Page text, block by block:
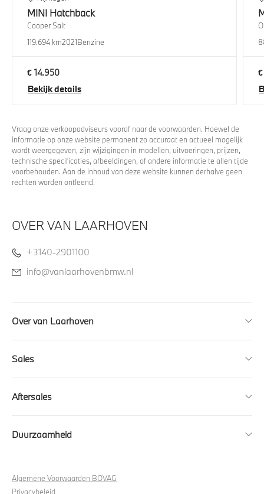
MINI Hatchback
Cooper Salt
119.694 km2021Benzine
€ 14.950
Bekijk details
Vraag onze verkoopadviseurs vooraf naar de voorwaarden. Hoewel de
informatie op onze website permanent zo accuraat en actueel mogelijk
wordt weergegeven, zijn wijzigingen in modellen, uitvoeringen, prijzen,
technische specificaties, afbeeldingen, of andere informatie te allen tijde
voorbehouden. Aan de inhoud van deze website kunnen derhalve geen
rechten worden ontleend.
OVER VAN LAARHOVEN
+3140-2901100
info@vanlaarhovenbmw.nl
Over van Laarhoven
Sales
Aftersales
Duurzaamheid
Algemene Voorwaarden BOVAG
Privacybeleid